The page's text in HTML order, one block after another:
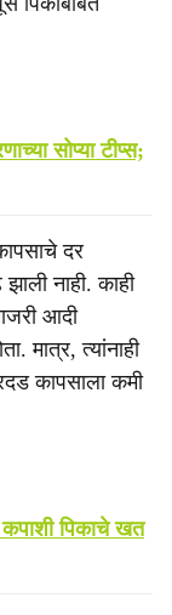
सोप्या टीप्स;
दर
नाही. काही
आदी
मात्र, त्यांनाही
कापसाला कमी
पिकाचे खत